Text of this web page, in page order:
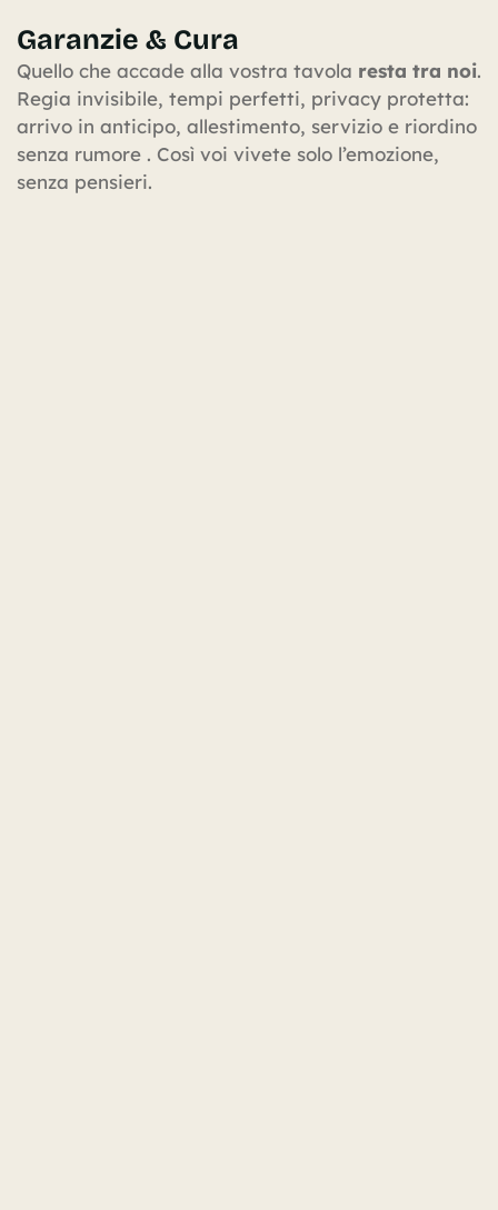
Garanzie & Cura
Quello che accade alla vostra tavola resta tra noi.
Regia invisibile, tempi perfetti, privacy protetta:
arrivo in anticipo, allestimento, servizio e riordino
senza rumore . Così voi vivete solo l’emozione,
senza pensieri.